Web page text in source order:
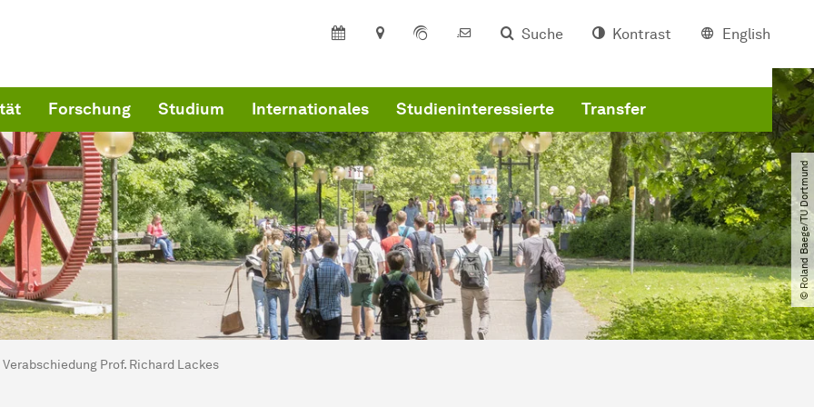
Suche Kontrast English
Forschung Studium Internationales Studieninteressierte Transfer
© Roland Baege​/​TU Dortmund
hier:
Wirtschaftswissenschaften
Verabschiedung Prof. Richard Lackes